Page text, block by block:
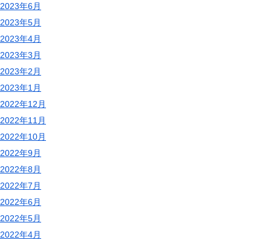
2023年6月
2023年5月
2023年4月
2023年3月
2023年2月
2023年1月
2022年12月
2022年11月
2022年10月
2022年9月
2022年8月
2022年7月
2022年6月
2022年5月
2022年4月